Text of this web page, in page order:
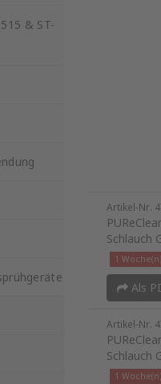
& ST-
Artikel-Nr.
Schlauch
1
Als
Artikel-Nr.
Schlauch
1